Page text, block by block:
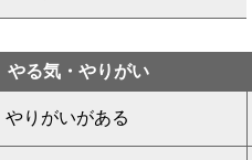
やる気・やりがい
やりがいがある